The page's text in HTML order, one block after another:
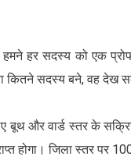
हर सदस्य को एक
सदस्य बने, वह देख
और वार्ड स्तर के
होगा। जिला स्तर